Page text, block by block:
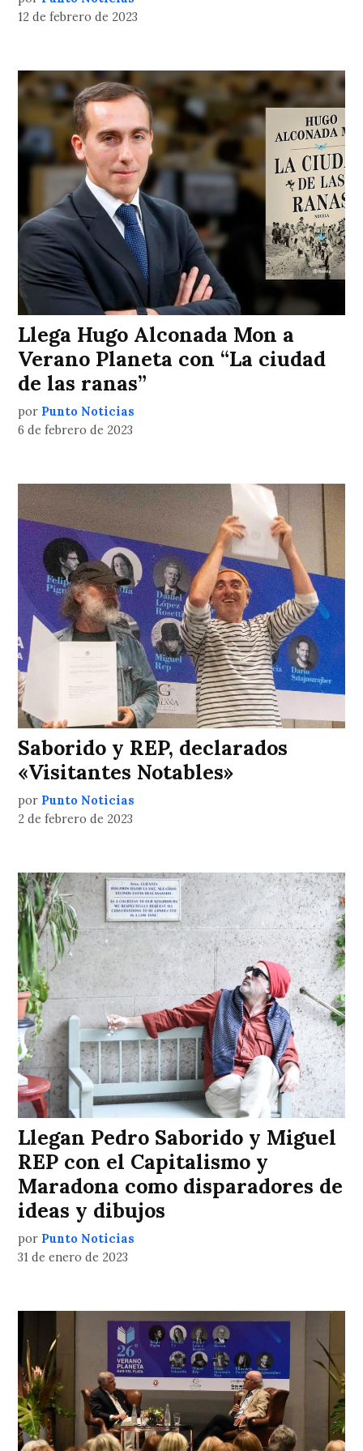
12 de febrero de 2023
Llega Hugo Alconada Mon a
Verano Planeta con “La ciudad
de las ranas”
por Punto Noticias
6 de febrero de 2023
Saborido y REP, declarados
«Visitantes Notables»
por Punto Noticias
2 de febrero de 2023
Llegan Pedro Saborido y Miguel
REP con el Capitalismo y
Maradona como disparadores de
ideas y dibujos
por Punto Noticias
31 de enero de 2023